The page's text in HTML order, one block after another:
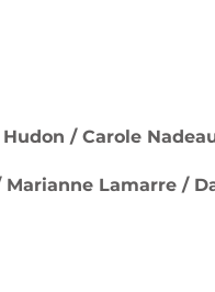
/ Carole
Lamarre /